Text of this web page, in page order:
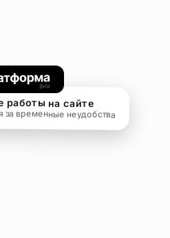
работы на сайте
за временные неудобства